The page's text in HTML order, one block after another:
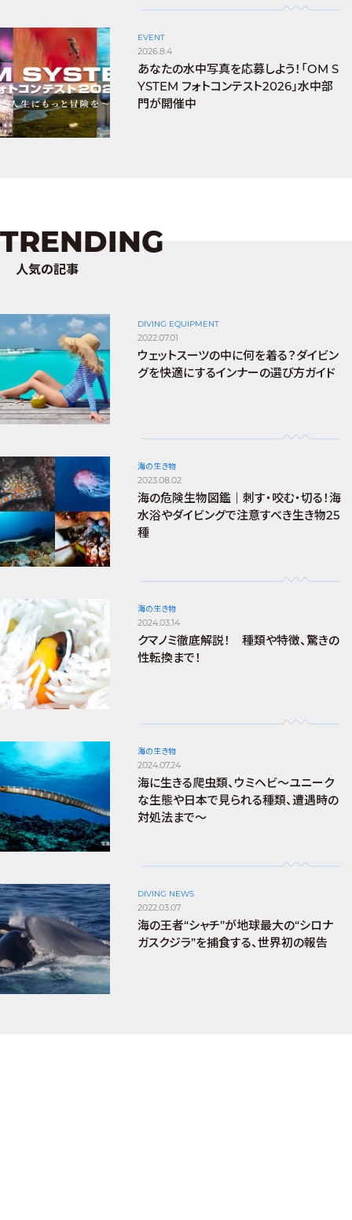
EVENT
2026.8.4
あなたの水中写真を応募しよう！「OM S
YSTEM フォトコンテスト2026」水中部
門が開催中
TRENDING
人気の記事
DIVING EQUIPMENT
2022.07.01
ウェットスーツの中に何を着る？ダイビン
グを快適にするインナーの選び方ガイド
海の生き物
2023.08.02
海の危険生物図鑑｜刺す・咬む・切る！海
水浴やダイビングで注意すべき生き物25
種
海の生き物
2024.03.14
クマノミ徹底解説！ 種類や特徴、驚きの
性転換まで！
海の生き物
2024.07.24
海に生きる爬虫類、ウミヘビ～ユニーク
な生態や日本で見られる種類、遭遇時の
対処法まで～
DIVING NEWS
2022.03.07
海の王者“シャチ”が地球最大の“シロナ
ガスクジラ”を捕食する、世界初の報告